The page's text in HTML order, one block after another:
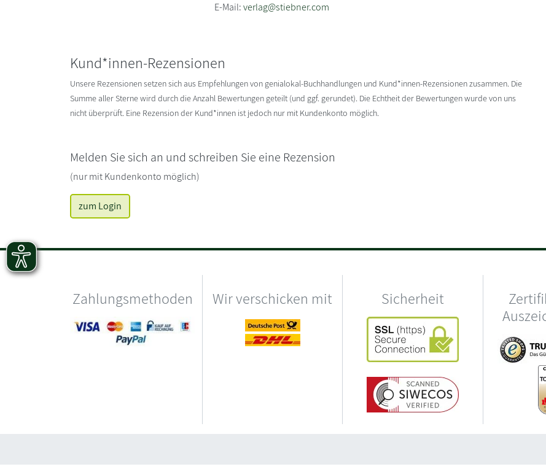
E-Mail:verlag@stiebner.com
Kund*innen-Rezensionen
Unsere Rezensionen setzen sich aus Empfehlungen von genialokal-Buchhandlungen und Kund*innen-Rezensionen zusammen. Die
Summe aller Sterne wird durch die Anzahl Bewertungen geteilt (und ggf. gerundet). Die Echtheit der Bewertungen wurde von uns
nicht überprüft. Eine Rezension der Kund*innen ist jedoch nur mit Kundenkonto möglich.
Melden Sie sich an und schreiben Sie eine Rezension
(nur mit Kundenkonto möglich)
zum Login
Zahlungsmethoden Wir verschicken mit Sicherheit